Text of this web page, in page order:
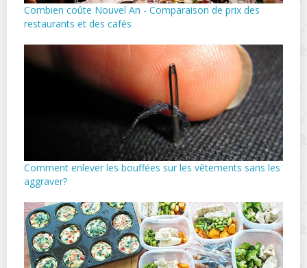
Combien coûte Nouvel An - Comparaison de prix des
restaurants et des cafés
Comment enlever les bouffées sur les vêtements sans les
aggraver?